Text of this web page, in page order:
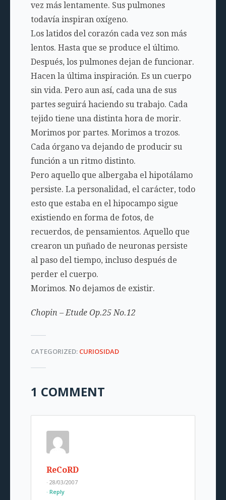
vez más lentamente. Sus pulmones
todavía inspiran oxígeno.
Los latidos del corazón cada vez son más
lentos. Hasta que se produce el último.
Después, los pulmones dejan de funcionar.
Hacen la última inspiración. Es un cuerpo
sin vida. Pero aun así, cada una de sus
partes seguirá haciendo su trabajo. Cada
tejido tiene una distinta hora de morir.
Morimos por partes. Morimos a trozos.
Cada órgano va dejando de producir su
función a un ritmo distinto.
Pero aquello que albergaba el hipotálamo
persiste. La personalidad, el carácter, todo
esto que estaba en el hipocampo sigue
existiendo en forma de fotos, de
recuerdos, de pensamientos. Aquello que
crearon un puñado de neuronas persiste
al paso del tiempo, incluso después de
perder el cuerpo.
Morimos. No dejamos de existir.
Chopin – Etude Op.25 No.12
CATEGORIZED: CURIOSIDAD
1 COMMENT
ReCoRD
· 28/03/2007
Reply